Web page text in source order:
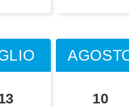
10
9
31 28